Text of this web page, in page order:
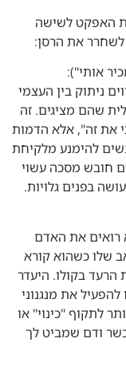
האפקט לשישה
לשחרר את הרסן:
אותי"):
ניתוק בין העצמי
שהם מציגים. זה
את זה", אלא הדמות
להימנע מלקיחת
חובש מסכה עשוי
בפנים גלויות.
רואים את האדם
שלו כשהוא קורא
הרעד בקולו. היעדר
להפעיל את מנגנוני
לתקוף "כינוי" או
ודם שמביט לך